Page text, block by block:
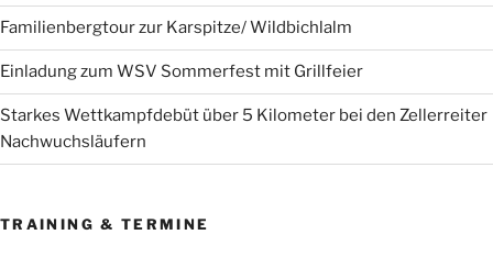
Familienbergtour zur Karspitze/ Wildbichlalm
Einladung zum WSV Sommerfest mit Grillfeier
Starkes Wettkampfdebüt über 5 Kilometer bei den Zellerreiter
Nachwuchsläufern
TRAINING & TERMINE